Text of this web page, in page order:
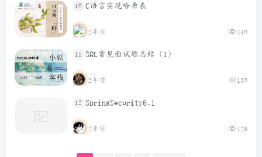
10 C语言实现哈希表
2年前 140
11 SQL常见面试题总结（1）
2年前 130
12 SpringSecurity6.1
2年前 129